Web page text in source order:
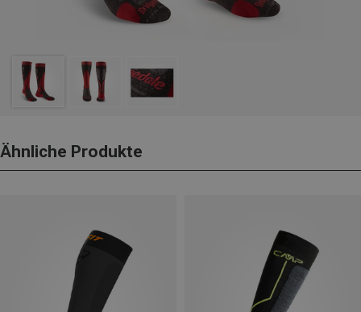
Ähnliche Produkte